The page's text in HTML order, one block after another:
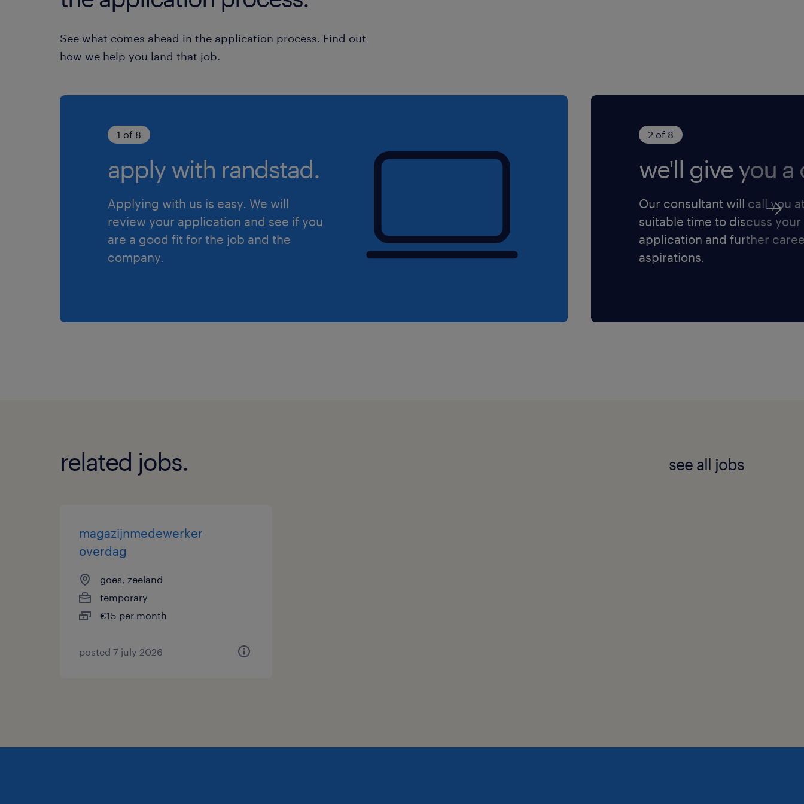
Uiteraard staat deze vacature open voor iedereen die zich
See what comes ahead in the application process. Find out
how we help you land that job.
1 of 8
apply with randstad.
Applying with us is easy. We will
review your application and see if you
are a good fit for the job and the
company.
2 of 8
we'll give you a
Our consultant will call you
suitable time to discuss your
application and further
aspirations.
related jobs. see all jobs
magazijnmedewerker
overdag
goes, zeeland
temporary
€15 per month
posted 7 july 2026